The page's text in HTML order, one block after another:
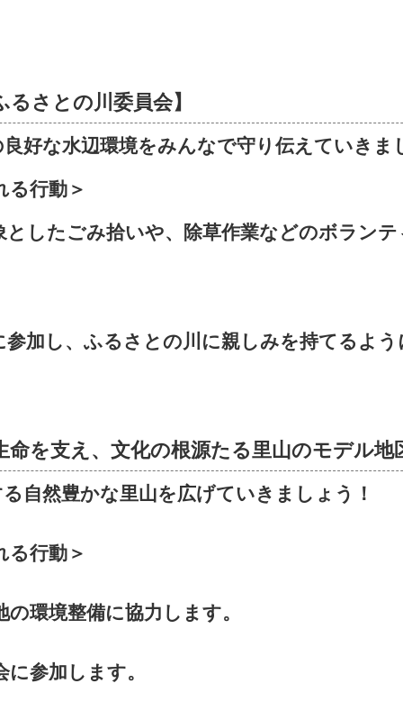
るさとの川委員会】
好な水辺環境をみんなで守り伝えていきま
る行動＞
としたごみ拾いや、除草作業などのボラン
参加し、ふるさとの川に親しみを持てるよ
命を支え、文化の根源たる里山のモデル地
自然豊かな里山を広げていきましょう！
る行動＞
の環境整備に協力します。
に参加します。